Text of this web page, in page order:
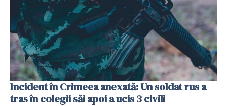
Incident în Crimeea anexată: Un soldat rus a
tras în colegii săi apoi a ucis 3 civili